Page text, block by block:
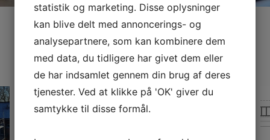
VORES REFERENCER
GULDMINEN BJÆVERSKOV
Arkitekterne Køge
statistik og marketing. Disse oplysninger
kan blive delt med annoncerings- og
analysepartnere, som kan kombinere dem
med data, du tidligere har givet dem eller
de har indsamlet gennem din brug af deres
tjenester. Ved at klikke på 'OK' giver du
samtykke til disse formål.